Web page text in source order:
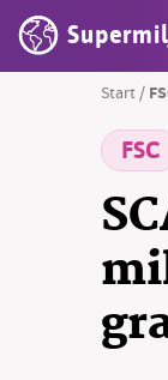
Start /
FSC